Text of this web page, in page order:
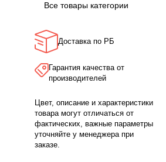
Все товары категории
Доставка по РБ
Гарантия качества от
производителей
Цвет, описание и характеристики
товара могут отличаться от
фактических, важные параметры
уточняйте у менеджера при
заказе.